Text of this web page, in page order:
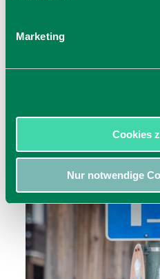
Marketing
Cookies
Nur notwendige